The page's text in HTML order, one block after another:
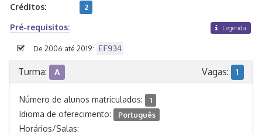
Créditos: 2
Pré-requisitos: Legenda
De 2006 até 2019: EF934
Turma: A Vagas: 1
Número de alunos matriculados: 1
Idioma de oferecimento: Português
Horários/Salas: